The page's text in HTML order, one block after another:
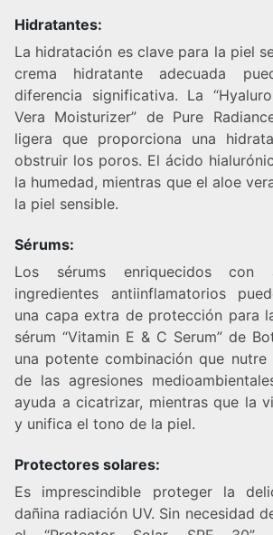
Hidratantes:
La hidratación es clave para la piel
crema hidratante adecuada
diferencia significativa. La
Vera Moisturizer” de Pure
ligera que proporciona una
obstruir los poros. El ácido
la humedad, mientras que el aloe
la piel sensible.
Sérums:
Los sérums enriquecidos con
ingredientes antiinflamatorios
una capa extra de protección para
sérum “Vitamin E & C Serum” de
una potente combinación que
de las agresiones
ayuda a cicatrizar, mientras que la
y unifica el tono de la piel.
Protectores solares:
Es imprescindible proteger la
dañina radiación UV. Sin necesidad